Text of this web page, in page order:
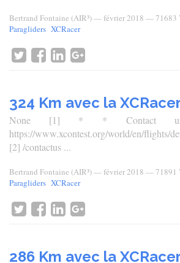
Bertrand Fontaine (AIR³)—février 2018 — 71683
Paragliders XCRacer
324 Km avec la
None [1] * * Contact
https://www.xcontest.org/world/en/flights/
[2] /contactus ...
Bertrand Fontaine (AIR³)—février 2018 — 71891
Paragliders XCRacer
286 Km avec la